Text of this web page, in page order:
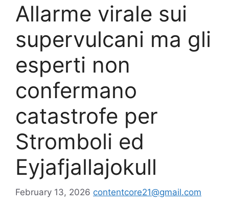
Allarme virale sui
supervulcani ma gli
esperti non
confermano
catastrofe per
Stromboli ed
Eyjafjallajokull
February 13, 2026 contentcore21@gmail.com